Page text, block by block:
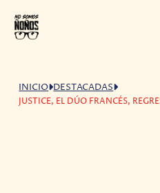
INICIO DESTACADAS
JUSTICE, EL DÚO FRANCÉS,